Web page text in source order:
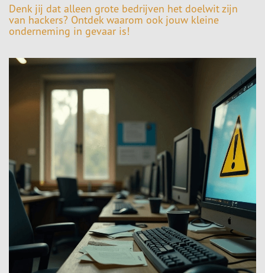
Denk jij dat alleen grote bedrijven het doelwit zijn
van hackers? Ontdek waarom ook jouw kleine
onderneming in gevaar is!